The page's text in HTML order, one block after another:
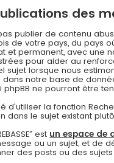
des
publier de contenu
de votre pays, du pays où
et permanent, avec une
pour aider au
sujet lorsque nous
notre base de
», ni phpBB ne pourront
d'utiliser la fonction
dans le sujet existant
est un espace de
ou un sujet, et de
des posts ou des